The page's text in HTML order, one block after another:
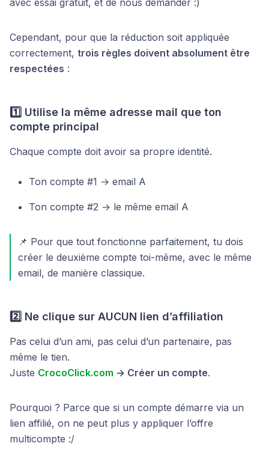
avec essai gratuit, et de nous demander :)
Cependant, pour que la réduction soit appliquée
correctement, trois règles doivent absolument être
respectées :
1️⃣ Utilise la même adresse mail que ton
compte principal
Chaque compte doit avoir sa propre identité.
Ton compte #1 → email A
Ton compte #2 → le même email A
📌 Pour que tout fonctionne parfaitement, tu dois
créer le deuxième compte toi-même, avec le même
email, de manière classique.
2️⃣ Ne clique sur AUCUN lien d’affiliation
Pas celui d’un ami, pas celui d’un partenaire, pas
même le tien.
Juste CrocoClick.com → Créer un compte.
Pourquoi ? Parce que si un compte démarre via un
lien affilié, on ne peut plus y appliquer l’offre
multicompte :/